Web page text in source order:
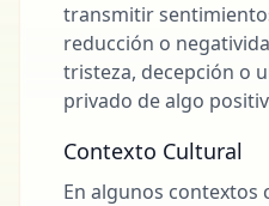
transmitir
reducción o
tristeza, decepción o
privado de algo
Contexto Cultural
En algunos contextos